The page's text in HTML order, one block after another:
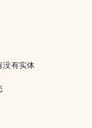
没有实体